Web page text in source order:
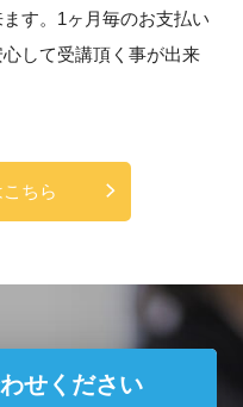
す。1ヶ月毎のお支払い
して受講頂く事が出来
ちら
せください